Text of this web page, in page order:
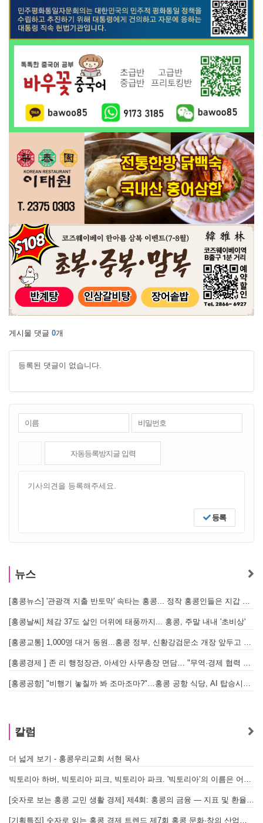
게시물 댓글 0개
등록된 댓글이 없습니다.
등록
뉴스
[홍콩뉴스] '관광객 지출 반토막' 속타는 홍콩... 정작 홍콩인들은 지갑 들고 해외로?
[홍콩날씨] 체감 37도 살인 더위에 태풍까지... 홍콩, 주말 내내 '초비상'
[홍콩교통] 1,000명 대거 동원...홍콩 정부, 신황강검문소 개장 앞두고 실전 훈련 돌입
[홍콩경제 ] 존 리 행정장관, 아세안 사무총장 면담… "무역·경제 협력 한층 강화한다"
[홍콩공항] "비행기 놓칠까 봐 조마조마?"…홍콩 공항 식당, AI 탑승시간 계산해 메뉴 추천해 준다
칼럼
더 넓게 보기 - 홍콩우리교회 서현 목사
빅토리아 하버, 빅토리아 피크, 빅토리아 파크. '빅토리아’의 이름은 어떻게 온 걸까? - [이승권 원장의 생활칼럼]
[숫자로 보는 홍콩 교민 생활 경제] 제4회: 홍콩의 금융 — 지표 및 환율, MPF 운영 현황
[기획특집] 숫자로 읽는 홍콩 경제 트렌드 제7회 홍콩 문화·창의 산업의 구조와 분야별 동향